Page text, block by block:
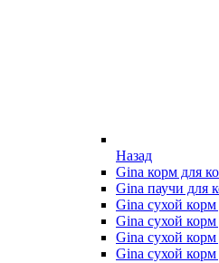
Назад
Gina корм для
Gina паучи для
Gina сухой
Gina сухой
Gina сухой
Gina сухой